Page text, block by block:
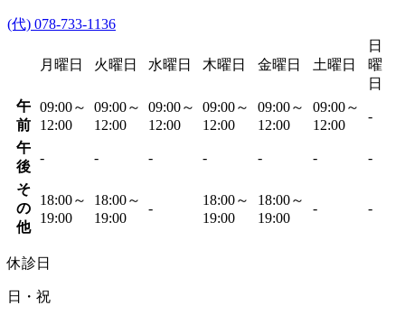
(代) 078-733-1136
月曜日 火曜日 水曜日 木曜日 金曜日 土曜日
日
曜
日
午
前
09:00～
12:00
09:00～
12:00
09:00～
12:00
09:00～
12:00
09:00～
12:00
09:00～
12:00
-
午
後
- - - - - - -
そ
の
他
18:00～
19:00
18:00～
19:00
-
18:00～
19:00
18:00～
19:00
- -
休診日
日・祝